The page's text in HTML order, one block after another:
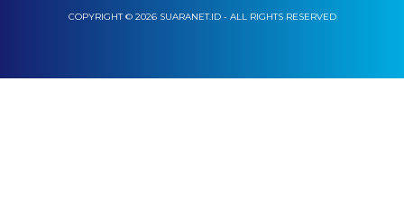
COPYRIGHT © 2026 SUARANET.ID - ALL RIGHTS RESERVED